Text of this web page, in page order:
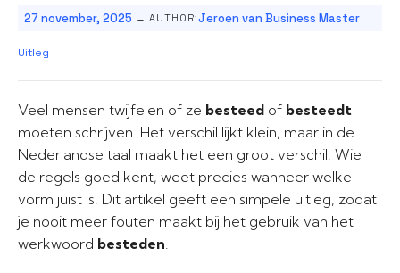
27 november, 2025 - AUTHOR:Jeroen van Business Master
Uitleg
Veel mensen twijfelen of ze besteed of besteedt
moeten schrijven. Het verschil lijkt klein, maar in de
Nederlandse taal maakt het een groot verschil. Wie
de regels goed kent, weet precies wanneer welke
vorm juist is. Dit artikel geeft een simpele uitleg, zodat
je nooit meer fouten maakt bij het gebruik van het
werkwoord besteden.